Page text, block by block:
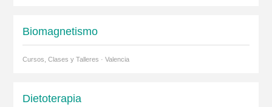
Biomagnetismo
Cursos, Clases y Talleres · Valencia
Dietoterapia